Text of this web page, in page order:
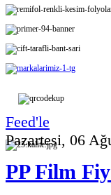
Feed'le
Pazartesi, 06
PP Film